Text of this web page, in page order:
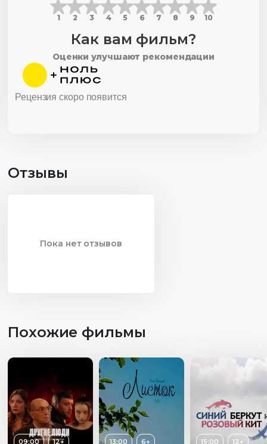
1 2 3 4 5 6 7 8 9 10
Как вам фильм?
Оценки улучшают рекомендации
Рецензия скоро появится
Отзывы
Пока нет отзывов
Похожие фильмы
09:00 12+ 13:00 6+ 15:00 12+